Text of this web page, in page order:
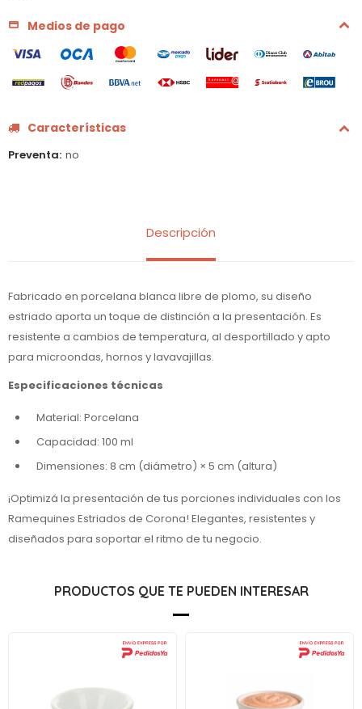
Medios de pago
Características
Preventa no
Descripción
Fabricado en porcelana blanca libre de plomo, su diseño
estriado aporta un toque de distinción a la presentación. Es
resistente a cambios de temperatura, al desportillado y apto
para microondas, hornos y lavavajillas.
Especificaciones técnicas
Material: Porcelana
Capacidad: 100 ml
Dimensiones: 8 cm (diámetro) × 5 cm (altura)
¡Optimizá la presentación de tus porciones individuales con los
Ramequines Estriados de Corona! Elegantes, resistentes y
diseñados para soportar el ritmo de tu negocio.
PRODUCTOS QUE TE PUEDEN INTERESAR